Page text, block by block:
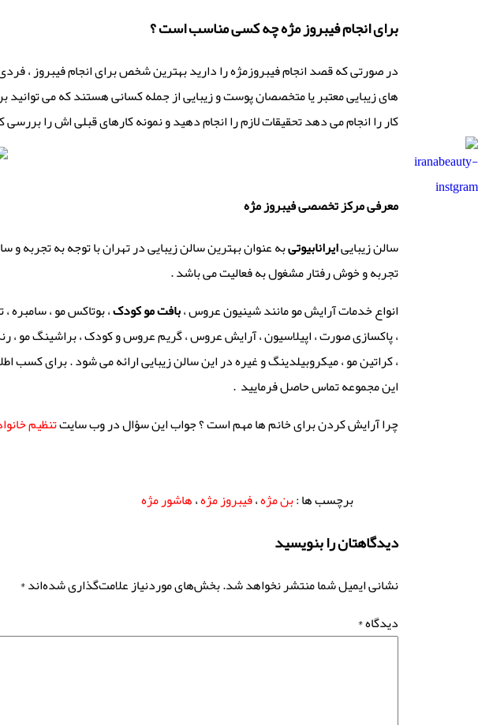
برای انجام فیبروز مژه چه کسی مناسب است ؟
در صورتی که قصد انجام فیبروزمژه را دارید بهترین شخص برای انجام فیبروز ،
های زیبایی معتبر یا متخصصان پوست و زیبایی از جمله کسانی هستند که می توانید
کار را انجام می دهد تحقیقات لازم را انجام دهید و نمونه کارهای قبلی اش را
معرفیمرکز تخصصیفیبروز مژه
سالن زیباییایرانابیوتیبه عنوان بهترین سالن زیبایی در تهران با توجه به تجربه
تجربه و خوش رفتار مشغول به فعالیت می باشد .
انواع خدمات آرایش مو مانند شینیون عروس ،بافت مو کودک، بوتاکس مو ، سامبره ،
، پاکسازی صورت ، اپیلاسیون ، آرایش عروس ، گریم عروس و کودک ، براشینگ مو ،
، کراتین مو ، میکروبیلدینگ و غیره در این سالن زیبایی ارائه می شود . برای کسب
این مجموعه تماس حاصل فرمایید .
چرا آرایش کردن برای خانم ها مهم است ؟ جواب این سؤال در وب سایتتنظیم
برچسب ها :بن مژه،فیبروز مژه،هاشور مژه
دیدگاهتان را بنویسید
نشانی ایمیل شما منتشر نخواهد شد.بخش‌های موردنیاز علامت‌گذاری شده‌اند*
دیدگاه*